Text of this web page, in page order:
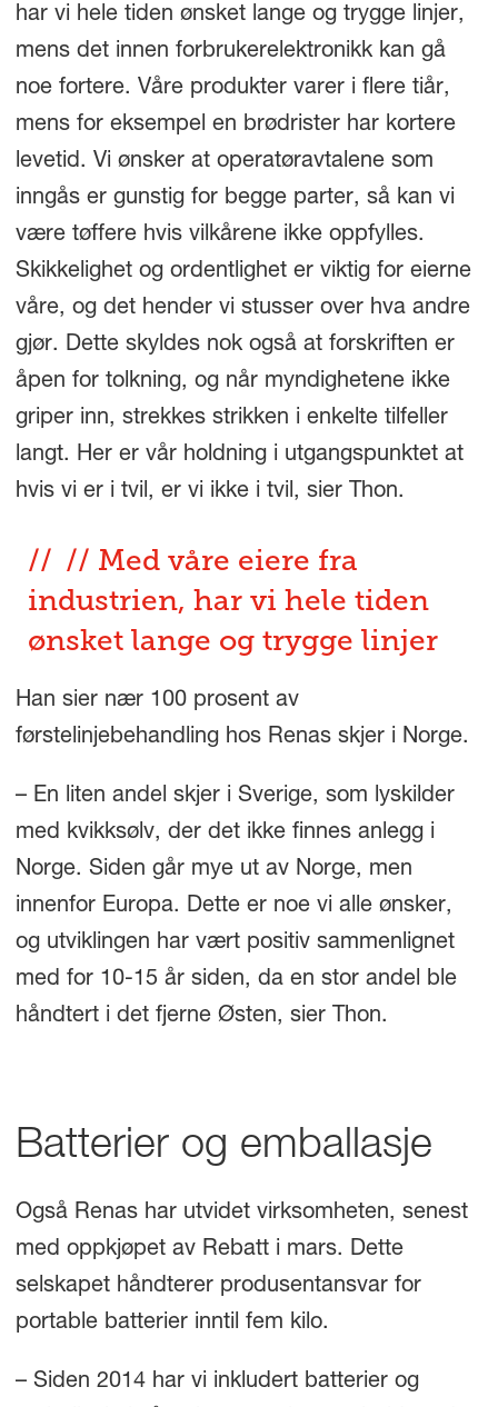
har vi hele tiden ønsket lange og trygge linjer,
mens det innen forbrukerelektronikk kan gå
noe fortere. Våre produkter varer i flere tiår,
mens for eksempel en brødrister har kortere
levetid. Vi ønsker at operatøravtalene som
inngås er gunstig for begge parter, så kan vi
være tøffere hvis vilkårene ikke oppfylles.
Skikkelighet og ordentlighet er viktig for eierne
våre, og det hender vi stusser over hva andre
gjør. Dette skyldes nok også at forskriften er
åpen for tolkning, og når myndighetene ikke
griper inn, strekkes strikken i enkelte tilfeller
langt. Her er vår holdning i utgangspunktet at
hvis vi er i tvil, er vi ikke i tvil, sier Thon.
// Med våre eiere fra
industrien, har vi hele tiden
ønsket lange og trygge linjer
Han sier nær 100 prosent av
førstelinjebehandling hos Renas skjer i Norge.
– En liten andel skjer i Sverige, som lyskilder
med kvikksølv, der det ikke finnes anlegg i
Norge. Siden går mye ut av Norge, men
innenfor Europa. Dette er noe vi alle ønsker,
og utviklingen har vært positiv sammenlignet
med for 10-15 år siden, da en stor andel ble
håndtert i det fjerne Østen, sier Thon.
Batterier og emballasje
Også Renas har utvidet virksomheten, senest
med oppkjøpet av Rebatt i mars. Dette
selskapet håndterer produsentansvar for
portable batterier inntil fem kilo.
– Siden 2014 har vi inkludert batterier og